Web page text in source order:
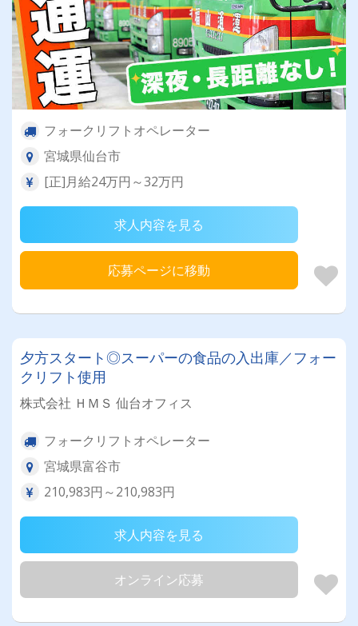
フォークリフトオペレーター
宮城県仙台市
[正]月給24万円～32万円
求人内容を見る
応募ページに移動
夕方スタート◎スーパーの食品の入出庫／フォー
クリフト使用
株式会社 ＨＭＳ 仙台オフィス
フォークリフトオペレーター
宮城県富谷市
210,983円～210,983円
求人内容を見る
オンライン応募